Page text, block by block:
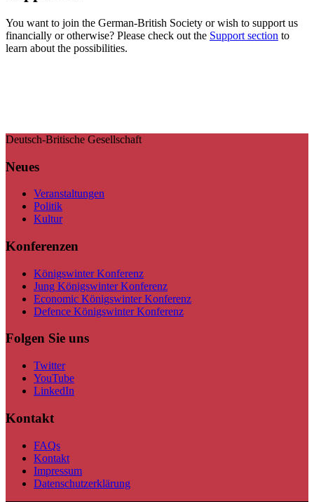
You want to join the German-British Society or wish to support us
financially or otherwise? Please check out the Support section to
learn about the possibilities.
Deutsch-Britische Gesellschaft
Neues
Veranstaltungen
Politik
Kultur
Konferenzen
Königswinter Konferenz
Jung Königswinter Konferenz
Economic Königswinter Konferenz
Defence Königswinter Konferenz
Folgen Sie uns
Twitter
YouTube
LinkedIn
Kontakt
FAQs
Kontakt
Impressum
Datenschutzerklärung